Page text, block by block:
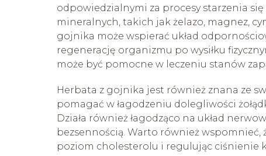
odpowiedzialnymi za procesy starzenia
mineralnych, takich jak żelazo, magnez,
gojnika może wspierać układ
regenerację organizmu po wysiłku
może być pomocne w leczeniu stanów
Herbata z gojnika jest również znana ze
pomagać w łagodzeniu dolegliwości
Działa również łagodząco na układ
bezsennością. Warto również
poziom cholesterolu i regulując ciśnienie